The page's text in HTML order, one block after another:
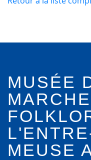
MUSÉE
MEUSE